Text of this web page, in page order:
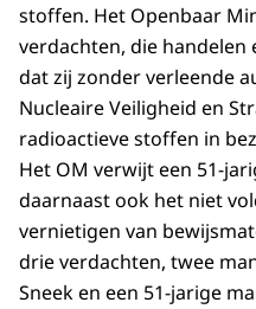
stoffen. Het Openbaar
verdachten, die handelen
dat zij zonder verleende
Nucleaire Veiligheid en
radioactieve stoffen in
Het OM verwijt een 51-
daarnaast ook het niet
vernietigen van
drie verdachten, twee
Sneek en een 51-jarige